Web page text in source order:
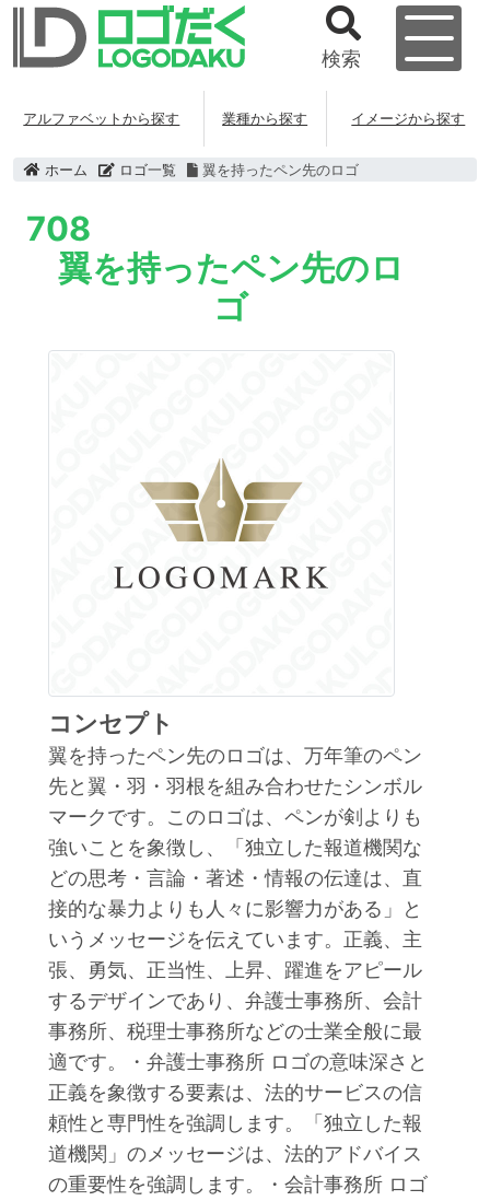
検索
アルファベットから探す 業種から探す イメージから探す
ホーム ロゴ一覧 翼を持ったペン先のロゴ
708
翼を持ったペン先のロ
ゴ
コンセプト
翼を持ったペン先のロゴは、万年筆のペン
先と翼・羽・羽根を組み合わせたシンボル
マークです。このロゴは、ペンが剣よりも
強いことを象徴し、「独立した報道機関な
どの思考・言論・著述・情報の伝達は、直
接的な暴力よりも人々に影響力がある」と
いうメッセージを伝えています。正義、主
張、勇気、正当性、上昇、躍進をアピール
するデザインであり、弁護士事務所、会計
事務所、税理士事務所などの士業全般に最
適です。・弁護士事務所 ロゴの意味深さと
正義を象徴する要素は、法的サービスの信
頼性と専門性を強調します。「独立した報
道機関」のメッセージは、法的アドバイス
の重要性を強調します。・会計事務所 ロゴ